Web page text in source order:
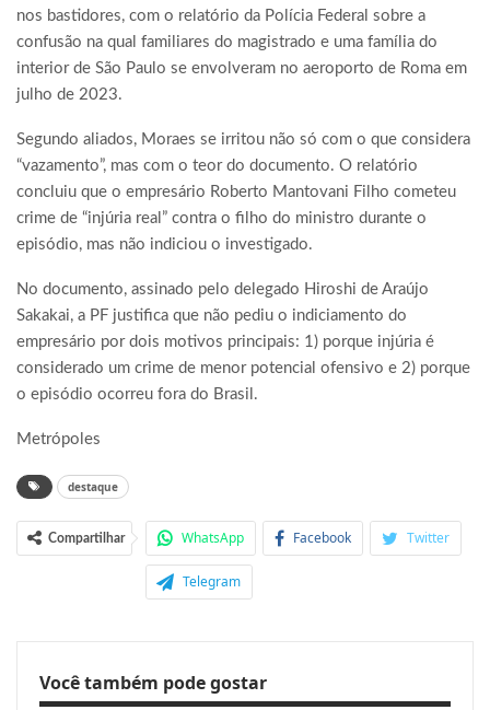
nos bastidores, com o relatório da Polícia Federal sobre a
confusão na qual familiares do magistrado e uma família do
interior de São Paulo se envolveram no aeroporto de Roma em
julho de 2023.
Segundo aliados, Moraes se irritou não só com o que considera
“vazamento”, mas com o teor do documento. O relatório
concluiu que o empresário Roberto Mantovani Filho cometeu
crime de “injúria real” contra o filho do ministro durante o
episódio, mas não indiciou o investigado.
No documento, assinado pelo delegado Hiroshi de Araújo
Sakakai, a PF justifica que não pediu o indiciamento do
empresário por dois motivos principais: 1) porque injúria é
considerado um crime de menor potencial ofensivo e 2) porque
o episódio ocorreu fora do Brasil.
Metrópoles
destaque
Compartilhar WhatsApp Facebook Twitter
Telegram
Você também pode gostar